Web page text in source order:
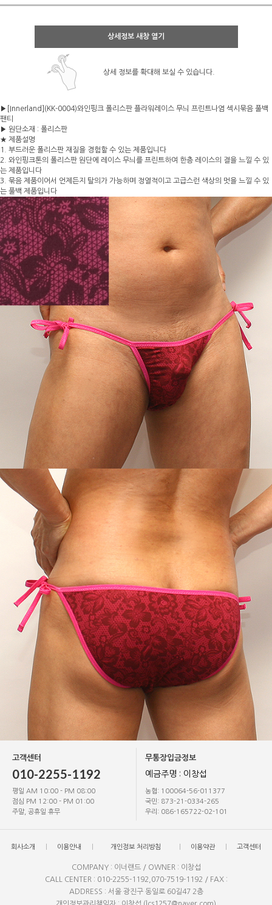
상세정보 새창 열기
상세 정보를 확대해 보실 수 있습니다.
▶[Innerland](KK-0004)와인핑크 폴리스판 플라워레이스 무늬 프린트나염 섹시묶음 풀백
팬티
▶ 원단소재 : 폴리스판
★ 제품설명
1. 부드러운 폴리스판 재질을 경험할 수 있는 제품입니다
2. 와인핑크톤의 폴리스판 원단에 레이스 무늬를 프린트하여 한층 레이스의 결을 느낄 수 있
는 제품입니다
3. 묶음 제품이어서 언제든지 탈의가 가능하며 정열적이고 고급스런 색상의 멋을 느낄 수 있
는 풀백 제품입니다
고객센터
010-2255-1192
평일 AM 10:00 - PM 08:00
점심 PM 12:00 - PM 01:00
주말, 공휴일 휴무
무통장입금정보
예금주명 : 이창섭
농협: 100064-56-011377
국민: 873-21-0334-265
우리: 086-165722-02-101
회사소개 이용안내 개인정보 처리방침 이용약관 고객센터
COMPANY : 이너랜드 / OWNER : 이창섭
CALL CENTER : 010-2255-1192,070-7519-1192 / FAX :
ADDRESS : 서울 광진구 동일로 60길47 2층